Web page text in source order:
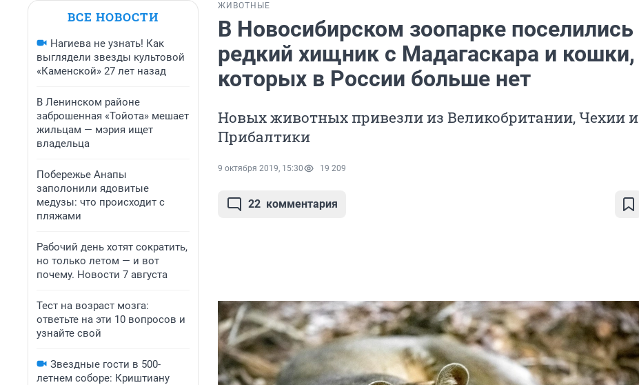
ВСЕ НОВОСТИ
Нагиева не узнать! Как
выглядели звезды культовой
«Каменской» 27 лет назад
В Ленинском районе
заброшенная «Тойота» мешает
жильцам — мэрия ищет
владельца
Побережье Анапы
заполонили ядовитые
медузы: что происходит с
пляжами
Рабочий день хотят сократить,
но только летом — и вот
почему. Новости 7 августа
Тест на возраст мозга:
ответьте на эти 10 вопросов и
узнайте свой
Звездные гости в 500-
летнем соборе: Криштиану
ЖИВОТНЫЕ
В Новосибирском зоопарке поселились
редкий хищник с Мадагаскара и кошки,
которых в России больше нет
Новых животных привезли из Великобритании, Чехии и
Прибалтики
9 октября 2019, 15:30 19 209
22 комментария